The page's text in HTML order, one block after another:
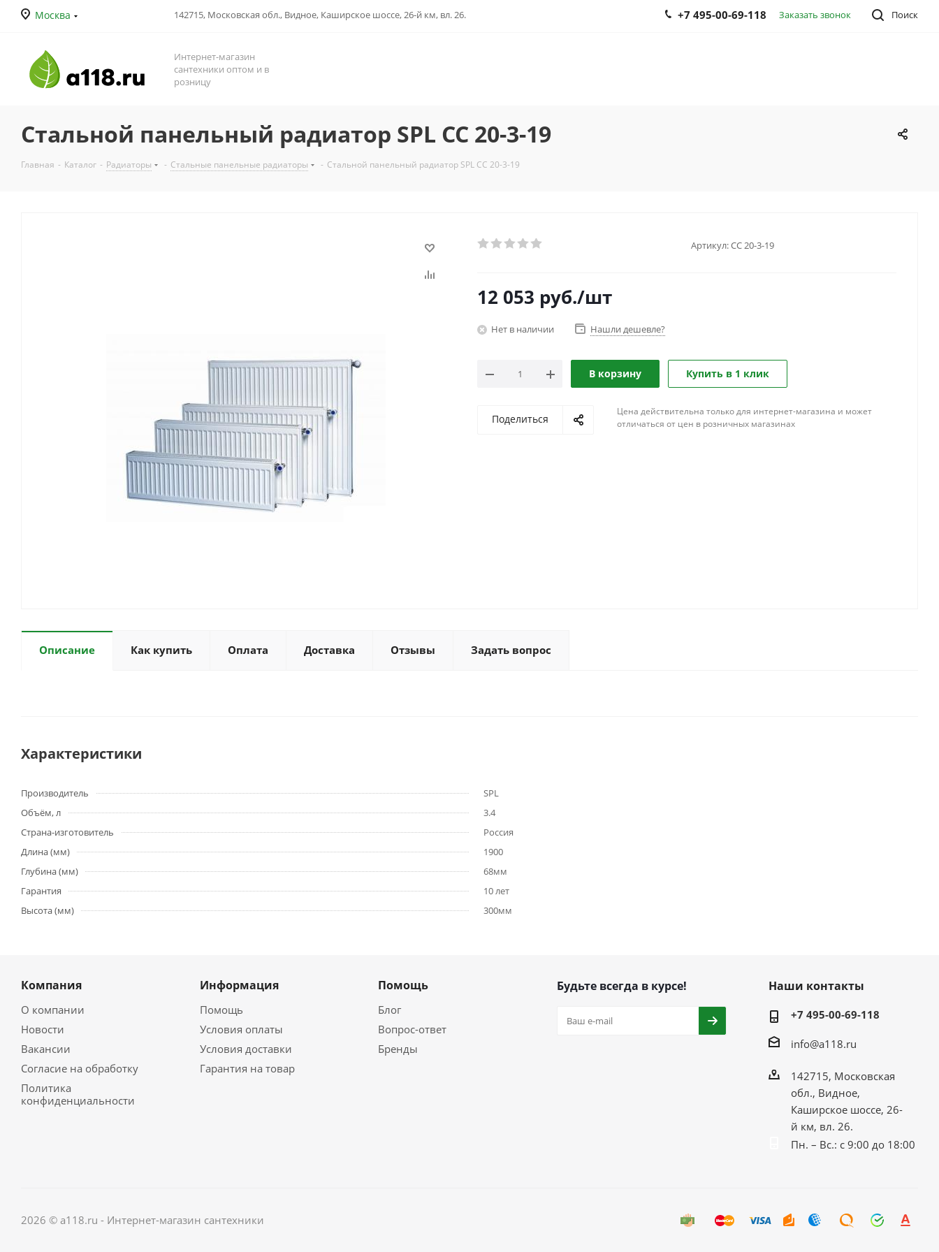
Москва 142715, Московская обл., Видное, Каширское шоссе, 26-й км, вл. 26. Поиск
+7 495-00-69-118 Заказать звонок
Интернет-магазин
сантехники оптом и в
розницу
Стальной панельный радиатор SPL CC 20-3-19
Главная - Каталог - Радиаторы - Стальные панельные радиаторы - Стальной панельный радиатор SPL CC 20-3-19
Артикул:CC 20-3-19
12 053 руб./шт
Нет в наличии Нашли дешевле?
В корзину Купить в 1 клик
Поделиться
Цена действительна только для интернет-магазина и может
отличаться от цен в розничных магазинах
Описание Как купить Оплата Доставка Отзывы Задать вопрос
Характеристики
Производитель
SPL
Объём, л
3.4
Страна-изготовитель
Россия
Длина (мм)
1900
Глубина (мм)
68мм
Гарантия
10 лет
Высота (мм)
300мм
Компания
О компании
Новости
Вакансии
Согласие на обработку
Политика
конфиденциальности
Информация
Помощь
Условия оплаты
Условия доставки
Гарантия на товар
Помощь
Блог
Вопрос-ответ
Бренды
Будьте всегда в курсе! Наши контакты
+7 495-00-69-118
info@a118.ru
142715, Московская
обл., Видное,
Каширское шоссе, 26-
й км, вл. 26.
Пн. – Вс.: с 9:00 до 18:00
2026 © a118.ru - Интернет-магазин сантехники